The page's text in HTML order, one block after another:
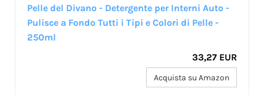
Pelle del Divano - Detergente per Interni Auto -
Pulisce a Fondo Tutti i Tipi e Colori di Pelle -
250ml
33,27 EUR
Acquista su Amazon